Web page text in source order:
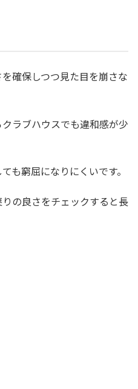
確保しつつ見た目を崩さな
ラブハウスでも違和感が少
も窮屈になりにくいです。
の良さをチェックすると長